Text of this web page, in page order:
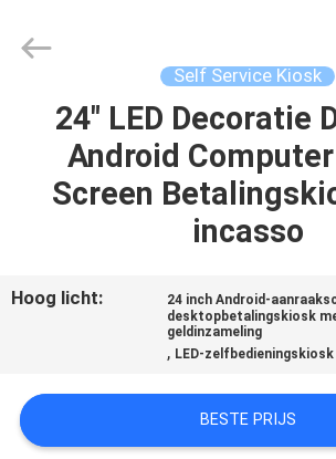
THUIS
PRODUCTEN
ONS
FABRIEKSTOCHT
Technology
Self Service Kiosk
24" LED Decoratie
Android
Screen
incasso
Hoog licht: 24 inch Android-
desktopbetalingskiosk
geldinzameling
, LED-
BESTE PRIJS